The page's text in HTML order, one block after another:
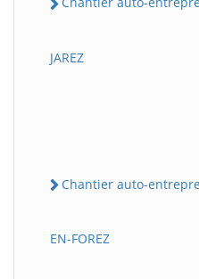
JAREZ
Chantier auto-
EN-FOREZ